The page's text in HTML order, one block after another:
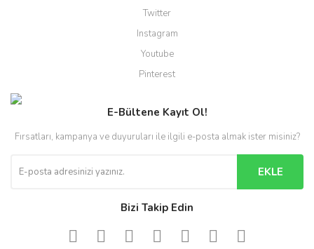
Twitter
Instagram
Youtube
Pinterest
E-Bültene Kayıt Ol!
Fırsatları, kampanya ve duyuruları ile ilgili e-posta almak ister misiniz?
EKLE
Bizi Takip Edin